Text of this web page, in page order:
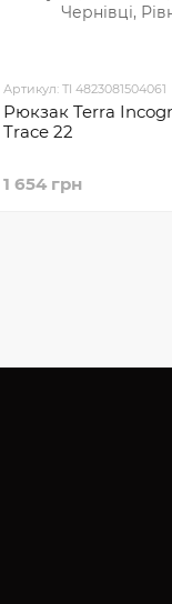
Артикул: TI 4823081504061
Рюкзак Terra
Trace 22
1 654 грн